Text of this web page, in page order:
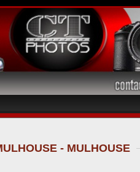
- MULHOUSE